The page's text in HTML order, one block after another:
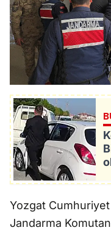
Yozgat Cumhuriyet
Jandarma